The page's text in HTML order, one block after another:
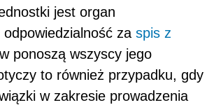
jest organ
za spis z
ponoszą wszyscy jego
to również przypadku, gdy
w zakresie prowadzenia